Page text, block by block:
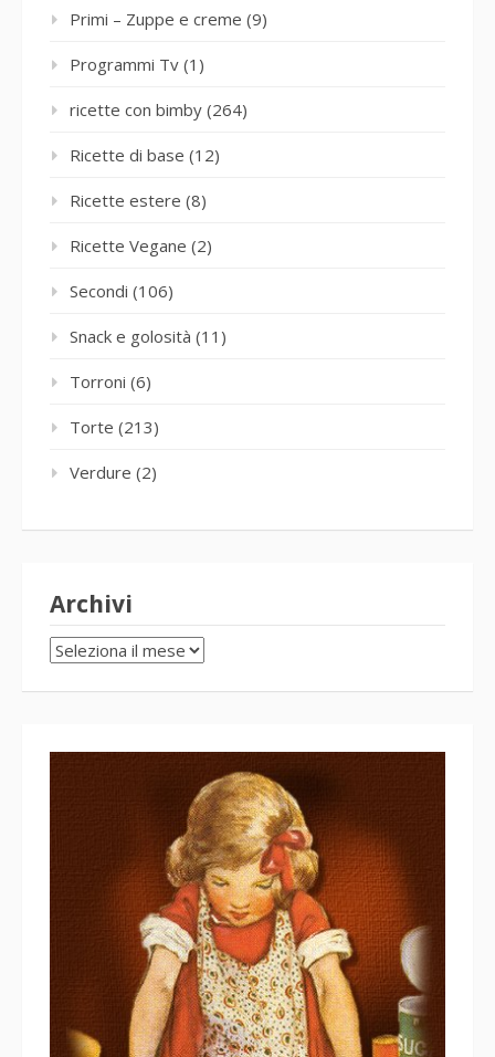
Primi – Zuppe e creme (9)
Programmi Tv (1)
ricette con bimby (264)
Ricette di base (12)
Ricette estere (8)
Ricette Vegane (2)
Secondi (106)
Snack e golosità (11)
Torroni (6)
Torte (213)
Verdure (2)
Archivi
Archivi